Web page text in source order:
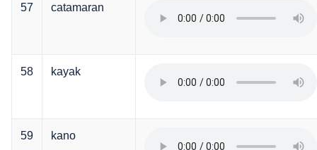
57 catamaran
58 kayak
59 kano